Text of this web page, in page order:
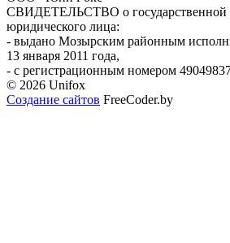
СВИДЕТЕЛЬСТВО о государственной
юридического лица:
- выдано Мозырским районным
13 января 2011 года,
- с регистрационным номером
© 2026 Unifox
Создание сайтов FreeCoder.by